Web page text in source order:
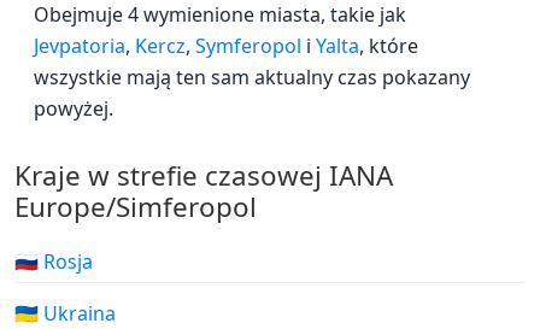
Obejmuje 4 wymienione miasta, takie jak
Jevpatoria, Kercz, Symferopol i Yalta, które
wszystkie mają ten sam aktualny czas pokazany
powyżej.
Kraje w strefie czasowej IANA
Europe/Simferopol
🇷🇺 Rosja
🇺🇦 Ukraina